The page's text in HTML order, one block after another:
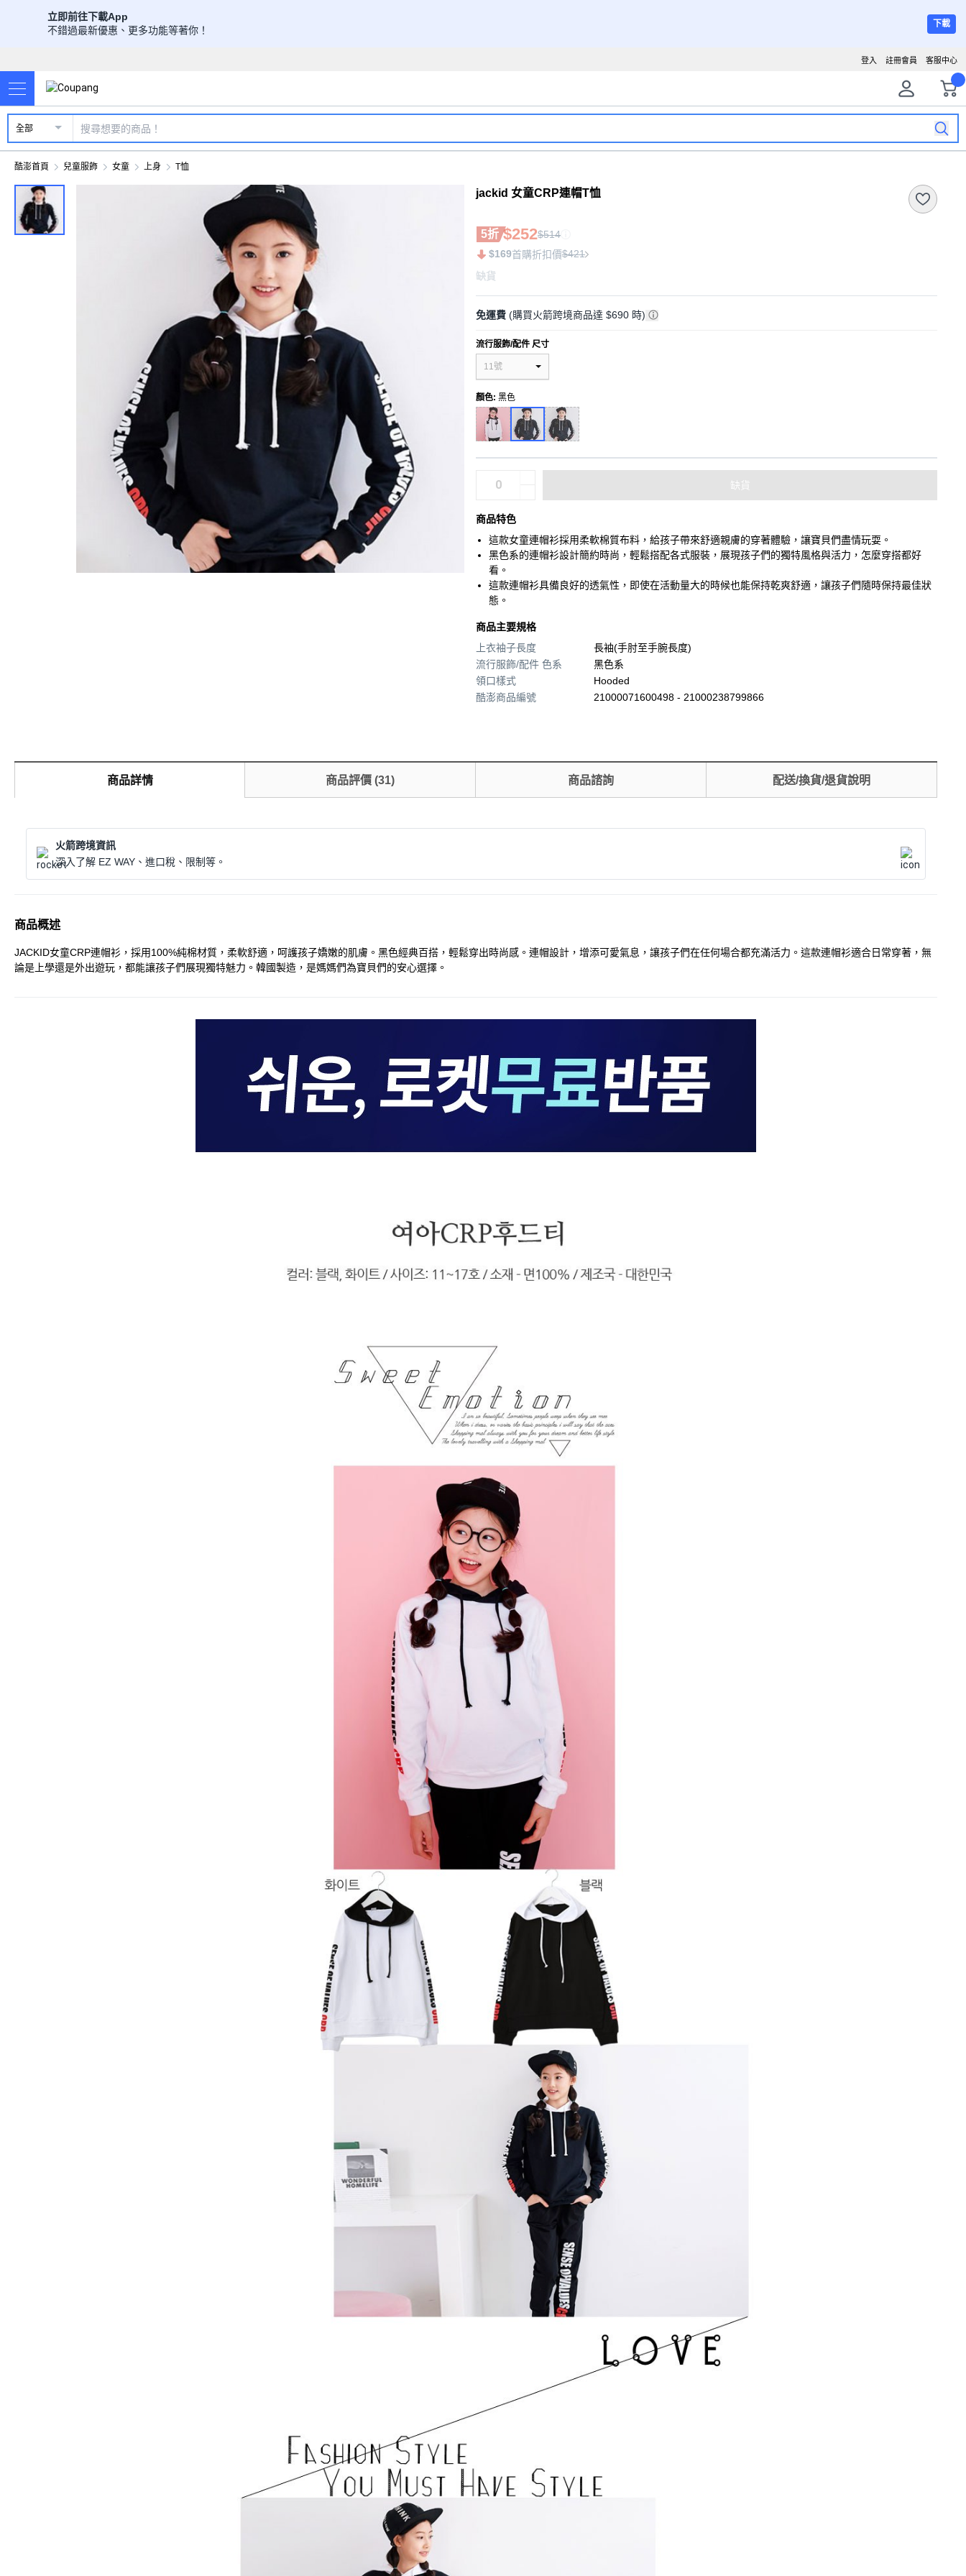
立即前往下載App
不錯過最新優惠、更多功能等著你！
下載
客服中心
註冊會員
登入
全部
酷澎首頁 兒童服飾 女童 上身 T恤
jackid 女童CRP連帽T恤
5折 $252$514
$169首購折扣價$421
缺貨
免運費 (購買火箭跨境商品達 $690 時)
流行服飾/配件 尺寸
11號
顏色: 黑色
缺貨
商品特色
這款女童連帽衫採用柔軟棉質布料，給孩子帶來舒適親膚的穿著體驗，讓寶貝們盡情玩耍。
黑色系的連帽衫設計簡約時尚，輕鬆搭配各式服裝，展現孩子們的獨特風格與活力，怎麼穿搭都好
看。
這款連帽衫具備良好的透氣性，即使在活動量大的時候也能保持乾爽舒適，讓孩子們隨時保持最佳狀
態。
商品主要規格
上衣袖子長度
長袖(手肘至手腕長度)
流行服飾/配件 色系
黑色系
領口樣式
Hooded
酷澎商品編號
21000071600498 - 21000238799866
商品詳情 商品評價 (31) 商品諮詢 配送/換貨/退貨說明
火箭跨境資訊
深入了解 EZ WAY、進口稅、限制等。
商品概述
JACKID女童CRP連帽衫，採用100%純棉材質，柔軟舒適，呵護孩子嬌嫩的肌膚。黑色經典百搭，輕鬆穿出時尚感。連帽設計，增添可愛氣息，讓孩子們在任何場合都充滿活力。這款連帽衫適合日常穿著，無
論是上學還是外出遊玩，都能讓孩子們展現獨特魅力。韓國製造，是媽媽們為寶貝們的安心選擇。